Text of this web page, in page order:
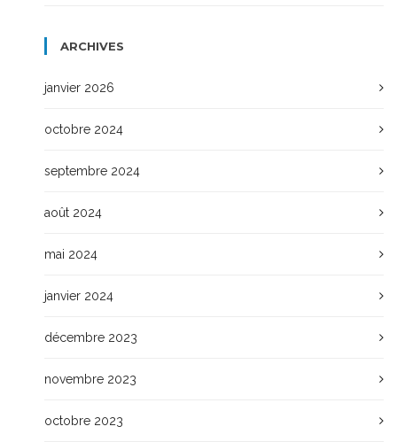
ARCHIVES
janvier 2026
octobre 2024
septembre 2024
août 2024
mai 2024
janvier 2024
décembre 2023
novembre 2023
octobre 2023